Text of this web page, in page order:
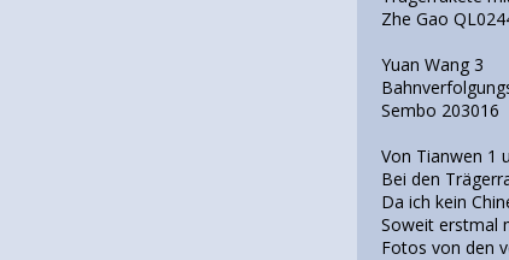
Zhe Gao
Yuan Wang 3
Sembo 203016
Von Tianwen 1
Bei den
Da ich kein
Soweit erstmal
Fotos von den